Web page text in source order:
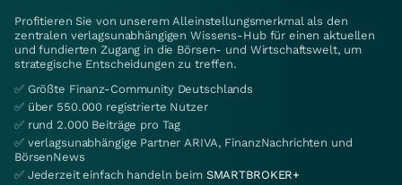
Profitieren Sie von unserem Alleinstellungsmerkmal als den
zentralen verlagsunabhängigen Wissens-Hub für einen aktuellen
und fundierten Zugang in die Börsen- und Wirtschaftswelt, um
strategische Entscheidungen zu treffen.
✅ Größte Finanz-Community Deutschlands
✅ über 550.000 registrierte Nutzer
✅ rund 2.000 Beiträge pro Tag
✅ verlagsunabhängige Partner ARIVA, FinanzNachrichten und
BörsenNews
✅ Jederzeit einfach handeln beim SMARTBROKER+